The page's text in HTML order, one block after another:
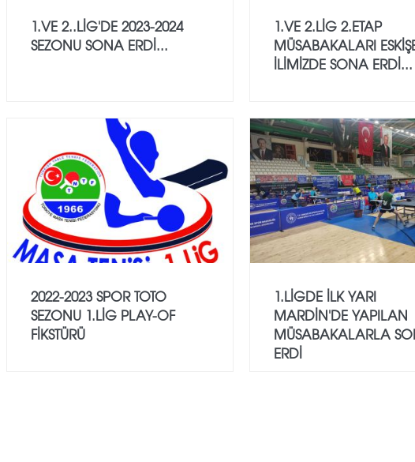
1.VE 2..LİG'DE 2023-2024
SEZONU SONA ERDİ...
1.VE 2.LİG 2.ETAP
MÜSABAKALARI
İLİMİZDE SONA ERDİ...
2022-2023 SPOR TOTO
SEZONU 1.LİG PLAY-OF
FİKSTÜRÜ
1.LİGDE İLK YARI
MARDİN'DE YAPILAN
MÜSABAKALARLA
ERDİ